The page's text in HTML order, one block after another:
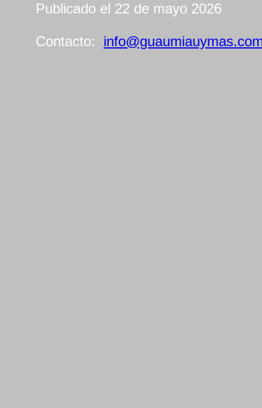
Publicado el 22 de mayo 2026
Contacto: